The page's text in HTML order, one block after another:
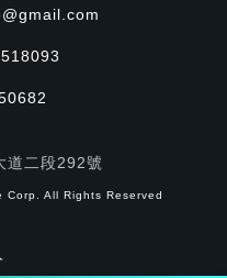
道二段292號
Corp. All Rights Reserved